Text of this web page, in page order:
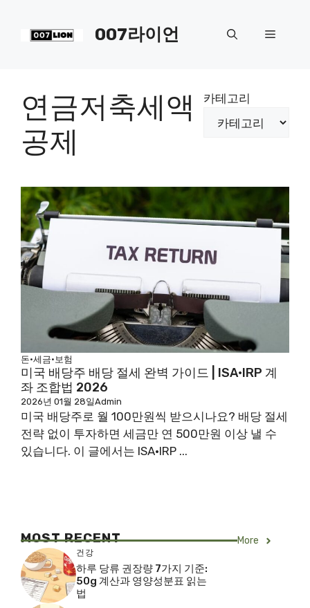
007라이언 메
연금저축세액
공제
카테고리
돈·세금·보험
미국 배당주 배당 절세 완벽 가이드 | ISA·IRP 계
좌 조합법 2026
2026년 01월 28일Admin
미국 배당주로 월 100만원씩 받으시나요? 배당 절세
전략 없이 투자하면 세금만 연 500만원 이상 낼 수
있습니다. 이 글에서는 ISA·IRP ...
MOST RECENT More
건강
하루 당류 권장량 7가지 기준:
50g 계산과 영양성분표 읽는
법